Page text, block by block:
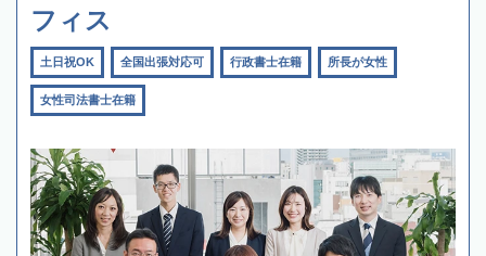
フィス
土日祝OK 全国出張対応可 行政書士在籍 所長が女性
女性司法書士在籍